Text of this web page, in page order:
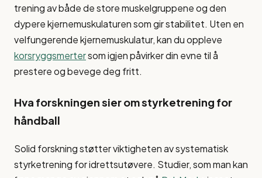
trening av både de store muskelgruppene og den
dypere kjernemuskulaturen som gir stabilitet. Uten en
velfungerende kjernemuskulatur, kan du oppleve
korsryggsmertersom igjen påvirker din evne til å
prestere og bevege deg fritt.
Hva forskningen sier om styrketrening for
håndball
Solid forskning støtter viktigheten av systematisk
styrketrening for idrettsutøvere. Studier, som man kan